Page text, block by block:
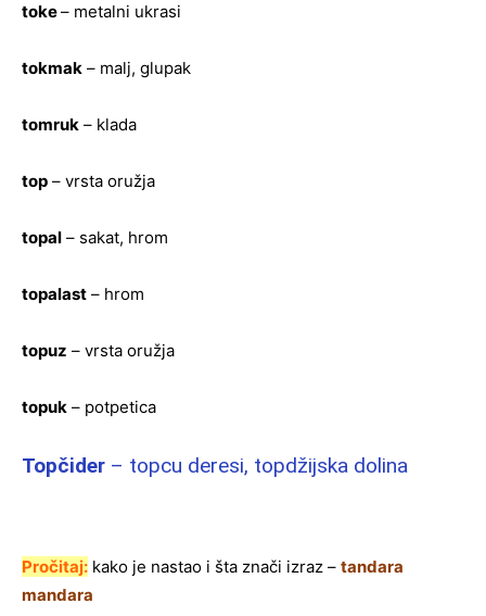
toke– metalni ukrasi
tokmak – malj, glupak
tomruk – klada
top – vrsta oružja
topal – sakat, hrom
topalast – hrom
topuz – vrsta oružja
topuk – potpetica
Topčider – topcu deresi, topdžijska dolina
Pročitaj: kako je nastao i šta znači izraz – tandara
mandara